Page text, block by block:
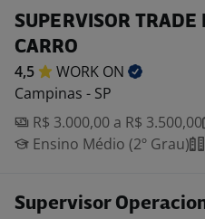
SUPERVISOR TRADE
CARRO
4,5 WORK ON
Campinas - SP
R$ 3.000,00 a R$ 3.500,00
Ensino Médio (2º Grau)
Supervisor